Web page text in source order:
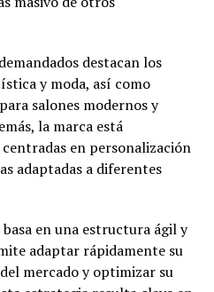
destacan los
y moda, así como
salones modernos y
la marca está
en personalización
adaptadas a diferentes
en una estructura ágil y
adaptar rápidamente su
mercado y optimizar su